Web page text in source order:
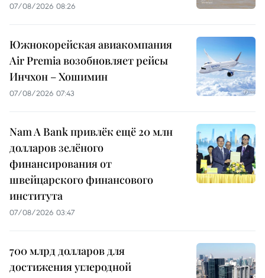
07/08/2026 08:26
Южнокорейская авиакомпания
Air Premia возобновляет рейсы
Инчхон – Хошимин
07/08/2026 07:43
Nam A Bank привлёк ещё 20 млн
долларов зелёного
финансирования от
швейцарского финансового
института
07/08/2026 03:47
700 млрд долларов для
достижения углеродной